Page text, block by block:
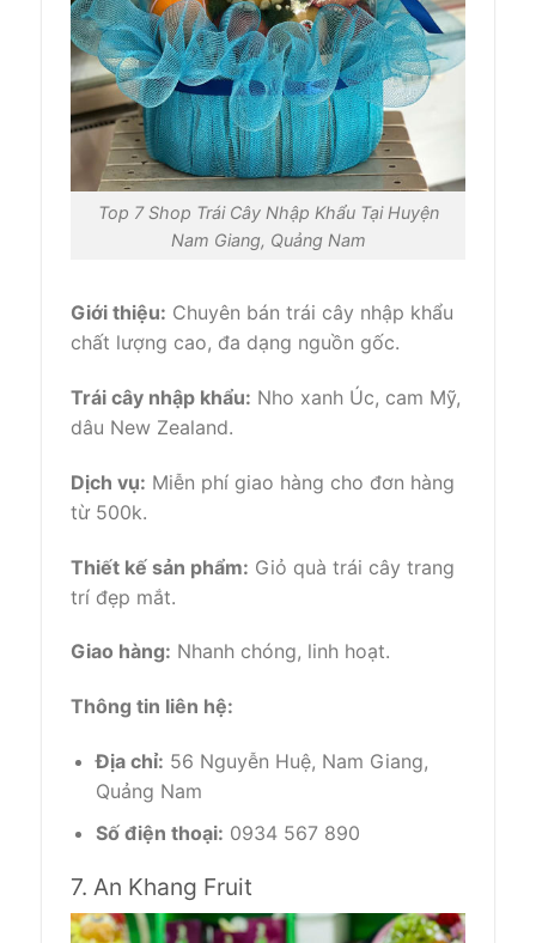
Top 7 Shop Trái Cây Nhập Khẩu Tại Huyện
Nam Giang, Quảng Nam
Giới thiệu: Chuyên bán trái cây nhập khẩu
chất lượng cao, đa dạng nguồn gốc.
Trái cây nhập khẩu: Nho xanh Úc, cam Mỹ,
dâu New Zealand.
Dịch vụ: Miễn phí giao hàng cho đơn hàng
từ 500k.
Thiết kế sản phẩm: Giỏ quà trái cây trang
trí đẹp mắt.
Giao hàng: Nhanh chóng, linh hoạt.
Thông tin liên hệ:
Địa chỉ: 56 Nguyễn Huệ, Nam Giang,
Quảng Nam
Số điện thoại: 0934 567 890
7. An Khang Fruit